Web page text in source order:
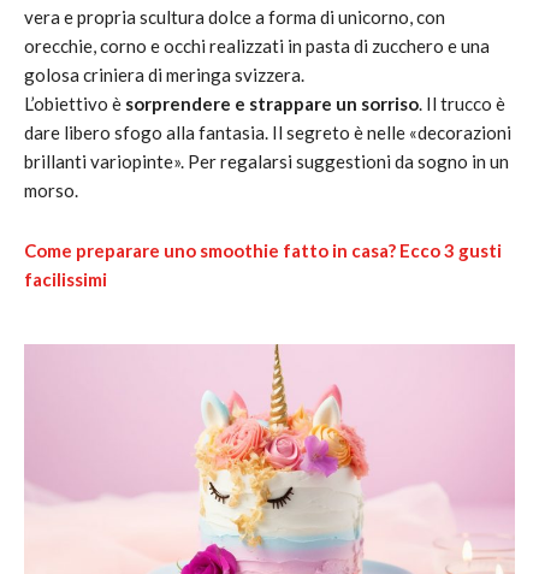
vera e propria scultura dolce a forma di unicorno, con
orecchie, corno e occhi realizzati in pasta di zucchero e una
golosa criniera di meringa svizzera.
L’obiettivo è sorprendere e strappare un sorriso. Il trucco è
dare libero sfogo alla fantasia. Il segreto è nelle «decorazioni
brillanti variopinte». Per regalarsi suggestioni da sogno in un
morso.
Come preparare uno smoothie fatto in casa? Ecco 3 gusti
facilissimi